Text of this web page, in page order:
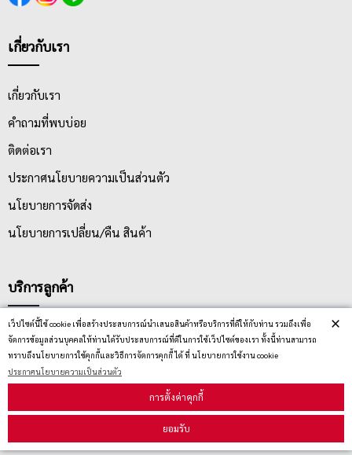
เว็ปไซต์นี้ใช้ cookie เพื่อสร้างประสบการณ์นำเสนอสินค้าหรือบริการที่ดีให้กับท่าน รวมถึงเพื่อ
จัดการข้อมูลส่วนบุคคลให้ท่านได้รับประสบการณ์ที่ดีในการใช้เว็ปไซต์ของเรา ทั้งนี้ท่านสามารถ
ทราบถึงนโยบายการใช้คุกกี้และวิธีการจัดการคุกกี้ ได้ ที่ นโยบายการใช้งาน cookie
ประกาศนโยบายความเป็นส่วนตัว
การตั้งค่าคุกกี้
ยอมรับ
×
เกี่ยวกับเรา
เกี่ยวกับเรา
คำถามที่พบบ่อย
ติดต่อเรา
ประกาศนโยบายความเป็นส่วนตัว
นโยบายการจัดส่ง
นโยบายการเปลี่ยน/คืน สินค้า
บริการลูกค้า
ตรวจสอบสถานะสินค้า
คู่มือนักช้อป
สมัครรับข่าวสาร